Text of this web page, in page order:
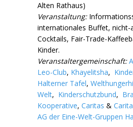
Alten Rathaus)
Veranstaltung:
internationales Buffet, nicht-
Cocktails, Fair-Trade-
Kinder.
Veranstaltergemeinschaft:
Leo-Club, Khayelitsha,
Halterner Tafel,
Welt, Kinderschutzbund,
Kooperative, Caritas &
AG der Eine-Welt-Gruppen